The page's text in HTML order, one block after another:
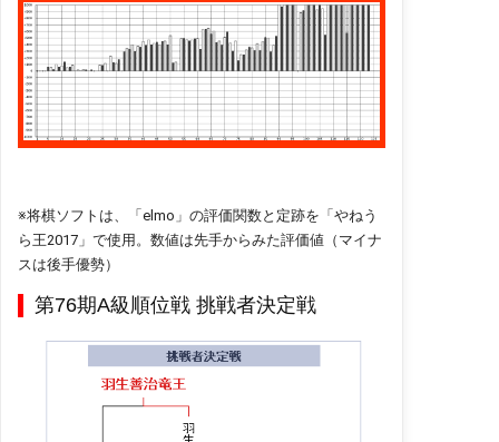
※将棋ソフトは、「elmo」の評価関数と定跡を「やねう
ら王2017」で使用。数値は先手からみた評価値（マイナ
スは後手優勢）
第76期A級順位戦 挑戦者決定戦